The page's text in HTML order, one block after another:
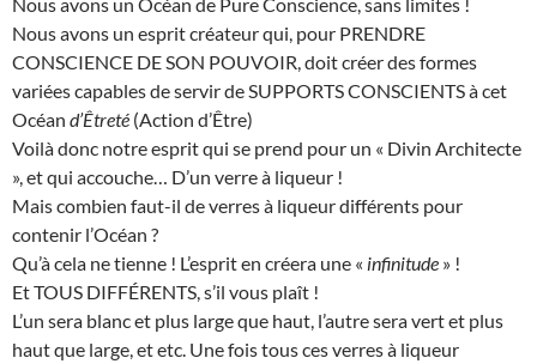
Nous avons un esprit créateur qui, pour PRENDRE
CONSCIENCE DE SON POUVOIR, doit créer des formes
variées capables de servir de SUPPORTS CONSCIENTS à cet
Océan d’Êtreté (Action d’Être)
Voilà donc notre esprit qui se prend pour un « Divin Architecte
», et qui accouche… D’un verre à liqueur !
Mais combien faut-il de verres à liqueur différents pour
contenir l’Océan ?
Qu’à cela ne tienne ! L’esprit en créera une « infinitude » !
Et TOUS DIFFÉRENTS, s’il vous plaît !
L’un sera blanc et plus large que haut, l’autre sera vert et plus
haut que large, et etc. Une fois tous ces verres à liqueur